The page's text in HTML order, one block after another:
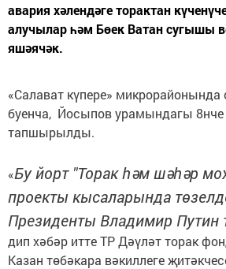
авария хәлендәге торактан
алучылар һәм Бөек Ватан сугышы
яшәячәк.
«Салават күпере» микрорайонында
буенча, Йосыпов урамындагы
тапшырылды.
«Бу йорт "Торак һәм шәһәр
проекты кысаларында
Президенты Владимир Путин
дип хәбәр итте ТР Дәүләт торак
Казан төбәкара вәкиллеге